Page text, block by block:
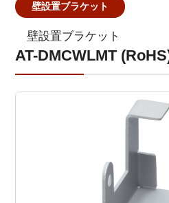
壁設置ブラケット
AT-DMCWLMT
壁設置ブラケット